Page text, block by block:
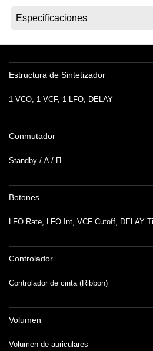
Acerca de KORG
Estructura de Sintetizador
1 VCO, 1 VCF, 1 LFO; DELAY
Conmutador
Standby / ∆ / Π
Botones
LFO Rate, LFO Int, VCF Cutoff, DELAY
Controlador
Controlador de cinta (Ribbon)
Volumen
Volumen de auriculares